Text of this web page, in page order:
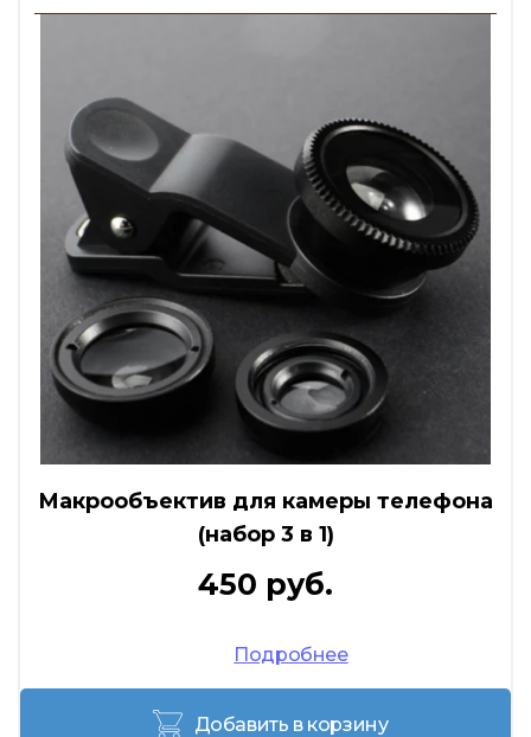
Макрообъектив для камеры телефона
(набор 3 в 1)
450 руб.
Подробнее
Добавить в корзину